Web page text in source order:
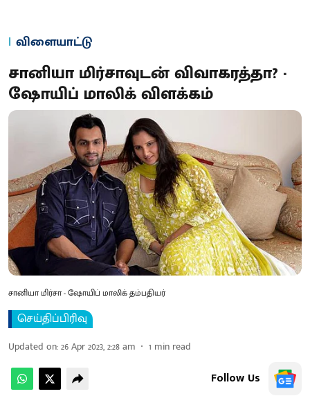
விளையாட்டு
சானியா மிர்சாவுடன் விவாகரத்தா? -
ஷோயிப் மாலிக் விளக்கம்
சானியா மிர்சா - ஷோயிப் மாலிக் தம்பதியர்
செய்திப்பிரிவு
Updated on:26 Apr 2023, 2:28 am 1 min read
Follow Us